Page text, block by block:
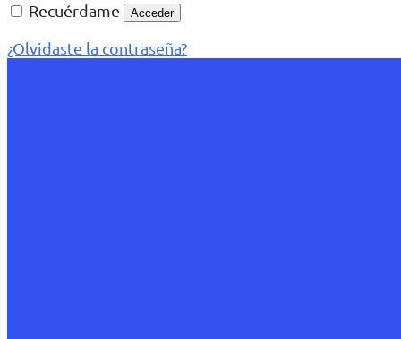
Recuérdame
Acceder
¿Olvidaste la contraseña?